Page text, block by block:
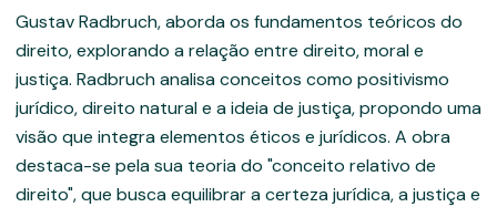
Gustav Radbruch, aborda os fundamentos teóricos do
direito, explorando a relação entre direito, moral e
justiça. Radbruch analisa conceitos como positivismo
jurídico, direito natural e a ideia de justiça, propondo uma
visão que integra elementos éticos e jurídicos. A obra
destaca-se pela sua teoria do "conceito relativo de
direito", que busca equilibrar a certeza jurídica, a justiça e